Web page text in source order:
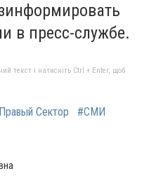
в пресс-службе.
текст і натисніть Ctrl + Enter, щоб
Сектор
#СМИ